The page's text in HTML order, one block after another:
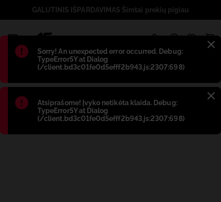
Błąd:
Sorry! An unexpected error occurred. Debug:
TypeError5Y at Dialog
(/client.bd3c01fe0d5efff2b943.js:2307:698)
Błąd:
Atsiprašome! Įvyko netikėta klaida. Debug:
TypeError5Y at Dialog
(/client.bd3c01fe0d5efff2b943.js:2307:698)
GALUTINIS IŠPARDAVIMAS Šimtai prekių pigiau